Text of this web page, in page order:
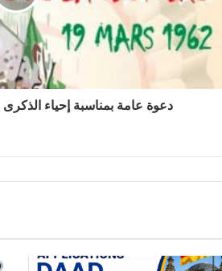
دعوة عامة بمناسبة إحياء الذكرى